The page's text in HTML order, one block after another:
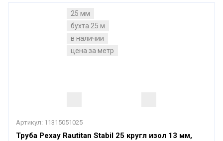
25 мм
бухта 25 м
в наличии
цена за метр
Артикул: 11315051025
Труба Рехау Rautitan Stabil 25 кругл изол 13 мм,